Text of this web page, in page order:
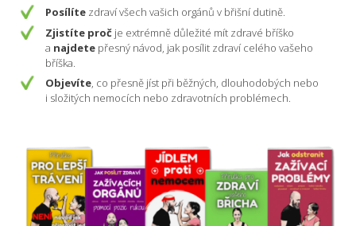
Posílíte zdraví všech vašich orgánů v břišní dutině.
Zjistíte proč je extrémně důležité mít zdravé bříško
a najdete přesný návod, jak posílit zdraví celého vašeho
bříška.
Objevíte, co přesně jíst při běžných, dlouhodobých nebo
i složitých nemocích nebo zdravotních problémech.